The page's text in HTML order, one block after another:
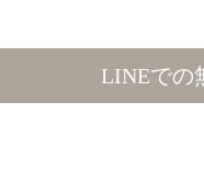
LINEでの